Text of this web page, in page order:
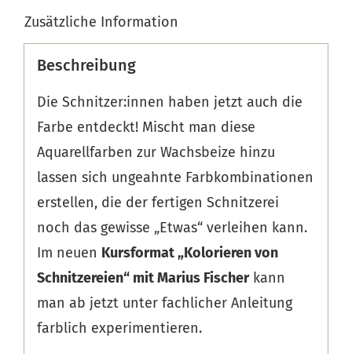
Zusätzliche Information
Beschreibung
Die Schnitzer:innen haben jetzt auch die
Farbe entdeckt! Mischt man diese
Aquarellfarben zur Wachsbeize hinzu
lassen sich ungeahnte Farbkombinationen
erstellen, die der fertigen Schnitzerei
noch das gewisse „Etwas“ verleihen kann.
Im neuen Kursformat „Kolorieren von
Schnitzereien“ mit Marius Fischerkann
man ab jetzt unter fachlicher Anleitung
farblich experimentieren.